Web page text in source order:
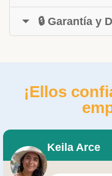
🔒 Garantía y
¡Ellos
Keila Arce